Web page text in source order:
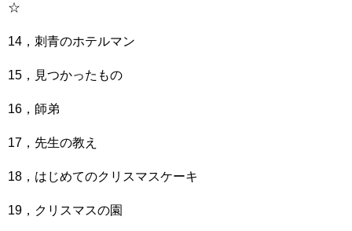
☆
14，刺青のホテルマン
15，見つかったもの
16，師弟
17，先生の教え
18，はじめてのクリスマスケーキ
19，クリスマスの園